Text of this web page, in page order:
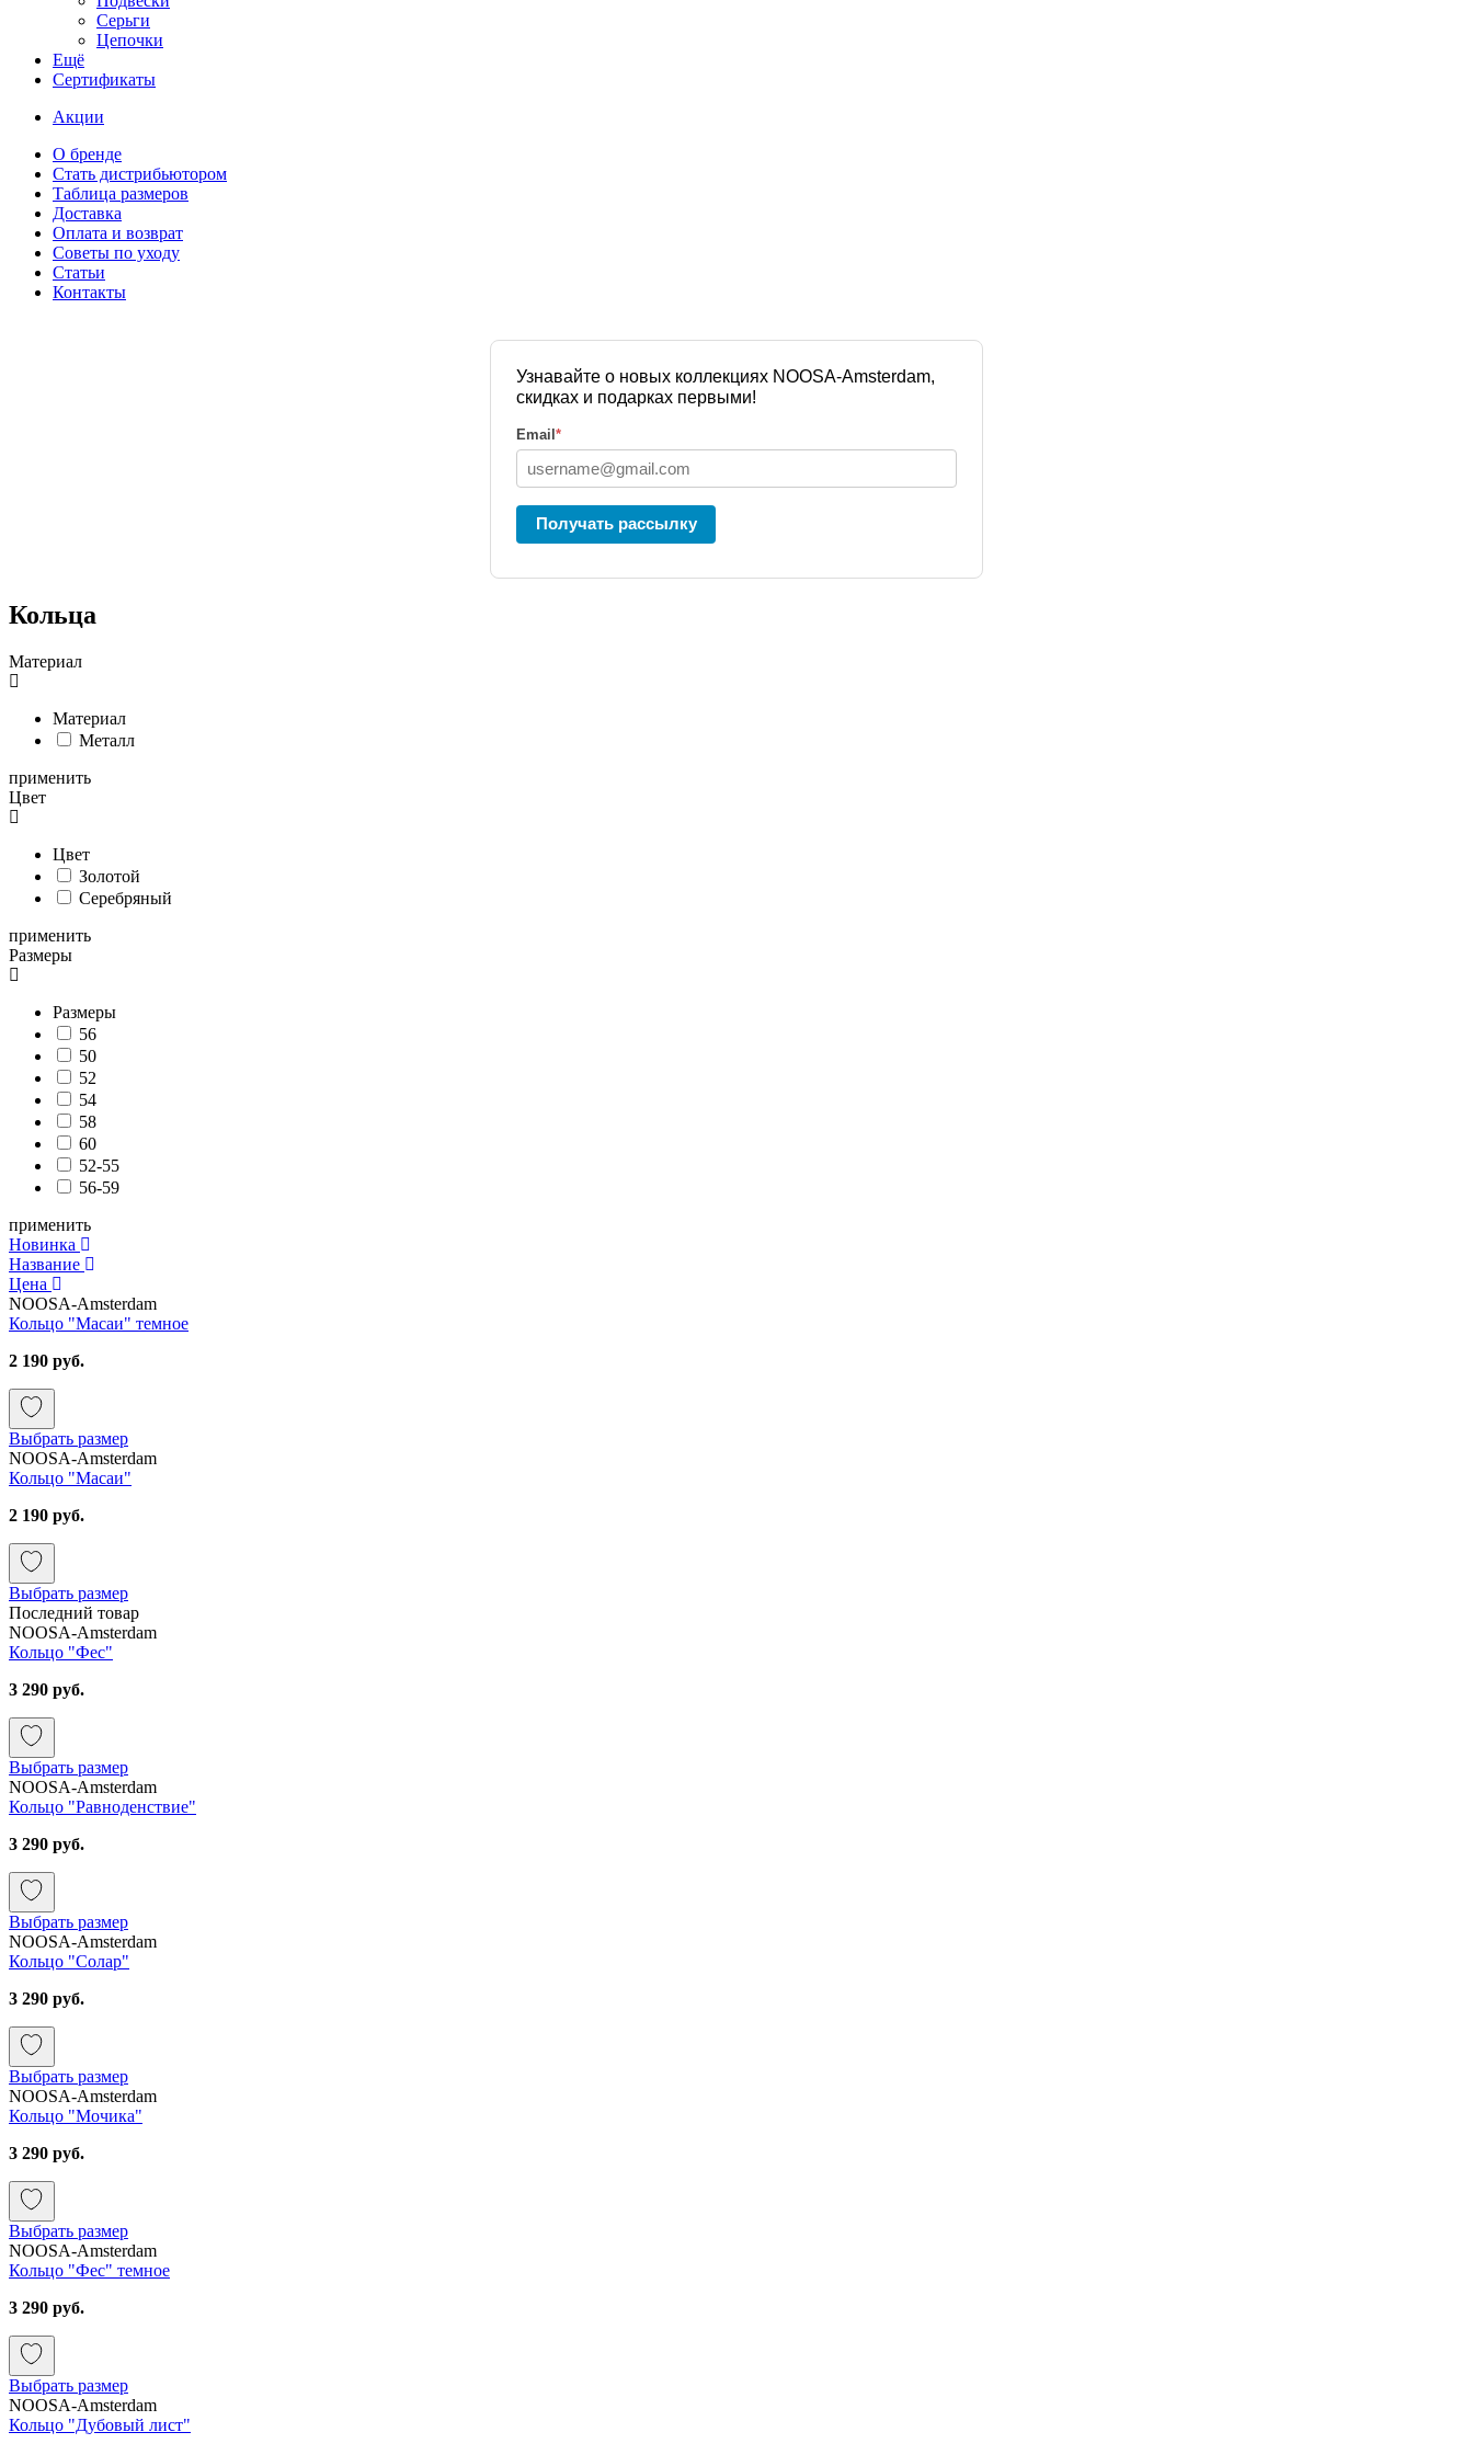
Серьги
Цепочки
Ещё
Сертификаты
Акции
О бренде
Стать дистрибьютором
Таблица размеров
Доставка
Оплата и возврат
Советы по уходу
Статьи
Контакты
Узнавайте о новых коллекциях NOOSA-Amsterdam,
скидках и подарках первыми!
Email *
Получать рассылку
Кольца
Материал
Материал
Металл
применить
Цвет
Цвет
Золотой
Серебряный
применить
Размеры
Размеры
56
50
52
54
58
60
52-55
56-59
применить
Новинка
Название
Цена
NOOSA-Amsterdam
Кольцо "Масаи" темное
2 190 руб.
Выбрать размер
NOOSA-Amsterdam
Кольцо "Масаи"
2 190 руб.
Выбрать размер
Последний товар
NOOSA-Amsterdam
Кольцо "Фес"
3 290 руб.
Выбрать размер
NOOSA-Amsterdam
Кольцо "Равноденствие"
3 290 руб.
Выбрать размер
NOOSA-Amsterdam
Кольцо "Солар"
3 290 руб.
Выбрать размер
NOOSA-Amsterdam
Кольцо "Мочика"
3 290 руб.
Выбрать размер
NOOSA-Amsterdam
Кольцо "Фес" темное
3 290 руб.
Выбрать размер
NOOSA-Amsterdam
Кольцо "Дубовый лист"